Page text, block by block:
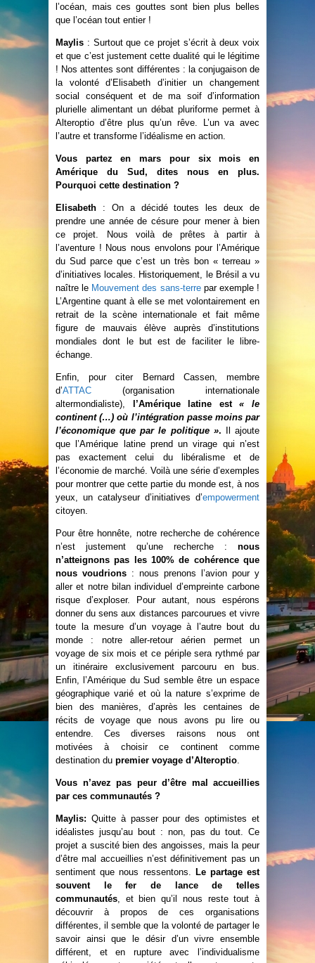
l’océan, mais ces gouttes sont bien plus belles
que l’océan tout entier !
Maylis : Surtout que ce projet s’écrit à deux voix
et que c’est justement cette dualité qui le légitime
! Nos attentes sont différentes : la conjugaison de
la volonté d’Elisabeth d’initier un changement
social conséquent et de ma soif d’information
plurielle alimentant un débat pluriforme permet à
Alteroptio d’être plus qu’un rêve. L’un va avec
l’autre et transforme l’idéalisme en action.
Vous partez en mars pour six mois en
Amérique du Sud, dites nous en plus.
Pourquoi cette destination ?
Elisabeth : On a décidé toutes les deux de
prendre une année de césure pour mener à bien
ce projet. Nous voilà de prêtes à partir à
l’aventure ! Nous nous envolons pour l’Amérique
du Sud parce que c’est un très bon « terreau »
d’initiatives locales. Historiquement, le Brésil a vu
naître le Mouvement des sans-terrepar exemple !
L’Argentine quant à elle se met volontairement en
retrait de la scène internationale et fait même
figure de mauvais élève auprès d’institutions
mondiales dont le but est de faciliter le libre-
échange.
Enfin, pour citer Bernard Cassen, membre
d’ATTAC (organisation internationale
altermondialiste),
l’Amérique latine est« le
continent (…) où l’intégration passe moins par
l’économique que par le politique ». Il ajoute
que l’Amérique latine prend un virage qui n’est
pas exactement celui du libéralisme et de
l’économie de marché. Voilà une série d’exemples
pour montrer que cette partie du monde est, à nos
yeux, un catalyseur d’initiatives d’empowerment
citoyen.
Pour être honnête, notre recherche de cohérence
n’est justement qu’une recherche : nous
n’atteignons pas les 100% de cohérence que
nous voudrions : nous prenons l’avion pour y
aller et notre bilan individuel d’empreinte carbone
risque d’exploser. Pour autant, nous espérons
donner du sens aux distances parcourues et vivre
toute la mesure d’un voyage à l’autre bout du
monde : notre aller-retour aérien permet un
voyage de six mois et ce périple sera rythmé par
un itinéraire exclusivement parcouru en bus.
Enfin, l’Amérique du Sud semble être un espace
géographique varié et où la nature s’exprime de
bien des manières, d’après les centaines de
récits de voyage que nous avons pu lire ou
entendre. Ces diverses raisons nous ont
motivées à choisir ce continent comme
destination du premier voyage d’Alteroptio
Vous n’avez pas peur d’être mal accueillies
par ces communautés ?
Maylis: Quitte à passer pour des optimistes et
idéalistes jusqu’au bout : non, pas du tout. Ce
projet a suscité bien des angoisses, mais la peur
d’être mal accueillies n’est définitivement pas un
sentiment que nous ressentons.
Le partage est
souvent le fer de lance de telles
communautés , et bien qu’il nous reste tout à
découvrir à propos de ces organisations
différentes, il semble que la volonté de partager le
savoir ainsi que le désir d’un vivre ensemble
différent, et en rupture avec l’individualisme